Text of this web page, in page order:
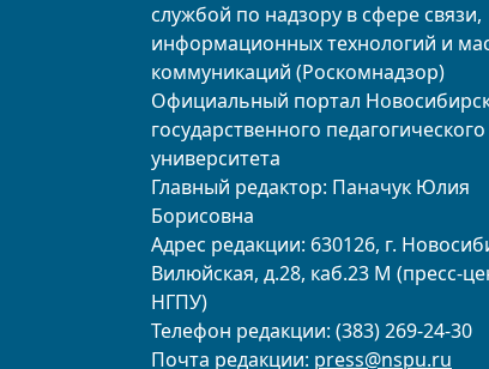
службой по надзору в сфере связи,
информационных технологий и
коммуникаций (Роскомнадзор)
Официальный портал
государственного педагогического
университета
Главный редактор: Паначук Юлия
Борисовна
Адрес редакции: 630126, г.
Вилюйская, д.28, каб.23 М (пресс-
НГПУ)
Телефон редакции: (383) 269-24-30
Почта редакции: press@nspu.ru